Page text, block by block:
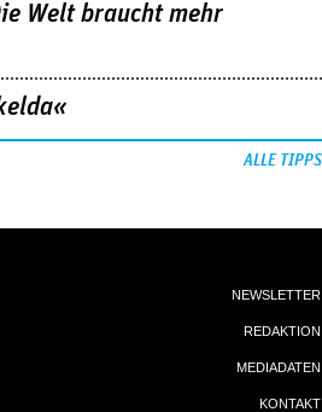
Welt braucht mehr
ALLE TIPPS
NEWSLETTER
REDAKTION
MEDIADATEN
KONTAKT